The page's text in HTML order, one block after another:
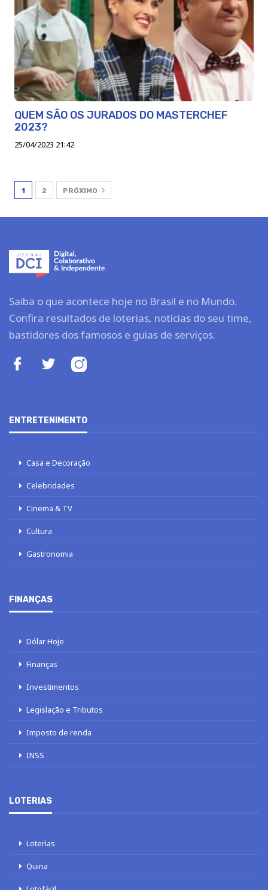
QUEM SÃO OS JURADOS DO MASTERCHEF
2023?
25/04/2023 21:42
1 2 PRÓXIMO
Saiba o que acontece hoje no Brasil e no Mundo.
Confira resultados de loterias, notícias do seu time,
bastidores dos famosos e guias de serviços.
ENTRETENIMENTO
Casa e Decoração
Celebridades
Cinema & TV
Cultura
Gastronomia
FINANÇAS
Dólar Hoje
Finanças
Investimentos
Legislação e Tributos
Imposto de renda
INSS
LOTERIAS
Loterias
Quina